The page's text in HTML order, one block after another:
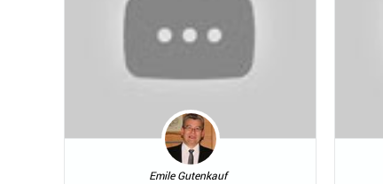
Emile Gutenkauf